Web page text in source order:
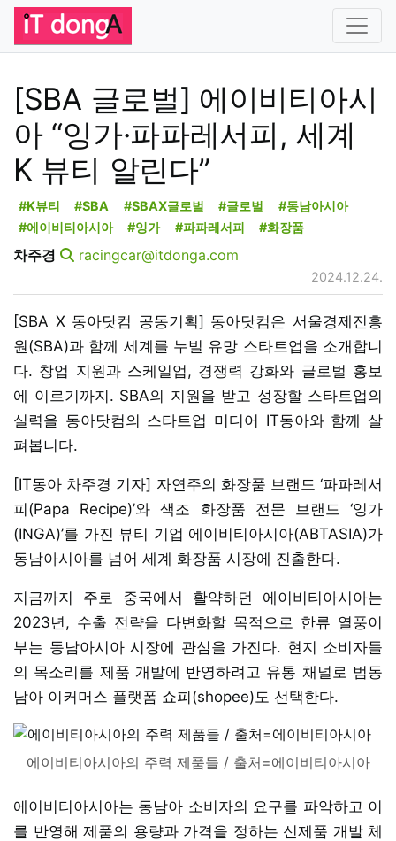
[SBA 글로벌] 에이비티아시
아 “잉가·파파레서피, 세계
K 뷰티 알린다”
#K뷰티 #SBA #SBAX글로벌 #글로벌
#동남아시아
#에이비티아시아
#잉가 #파파레서피 #화장품
차주경 racingcar@itdonga.com
2024.12.24.
[SBA X 동아닷컴 공동기획] 동아닷컴은 서울경제진흥
원(SBA)과 함께 세계를 누빌 유망 스타트업을 소개합니
다. 창업 지원과 스케일업, 경쟁력 강화와 글로벌 홍보
에 이르기까지. SBA의 지원을 받고 성장할 스타트업의
실력을 동아닷컴의 스타트업 미디어 IT동아와 함께 살
펴봅니다.
[IT동아 차주경 기자] 자연주의 화장품 브랜드 ‘파파레서
피(Papa Recipe)’와 색조 화장품 전문 브랜드 ‘잉가
(INGA)’를 가진 뷰티 기업 에이비티아시아(ABTASIA)가
동남아시아를 넘어 세계 화장품 시장에 진출한다.
지금까지 주로 중국에서 활약하던 에이비티아시아는
2023년, 수출 전략을 다변화할 목적으로 한류 열풍이
부는 동남아시아 시장에 관심을 가진다. 현지 소비자들
의 목소리를 제품 개발에 반영하려고 유통 채널로 범동
남아 이커머스 플랫폼 쇼피(shopee)도 선택한다.
에이비티아시아의 주력 제품들 / 출처=에이비티아시아
에이비티아시아는 동남아 소비자의 요구를 파악하고 이
를 반영해 제품의 용량과 가격을 정하는 신제품 개발 체